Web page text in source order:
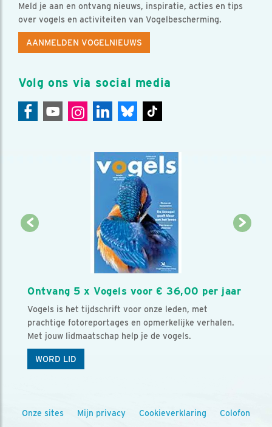
Meld je aan en ontvang nieuws, inspiratie, acties en tips
over vogels en activiteiten van Vogelbescherming.
AANMELDEN VOGELNIEUWS
Volg ons via social media
Ontvang 5 x Vogels voor € 36,00 per jaar
Vogels is het tijdschrift voor onze leden, met
prachtige fotoreportages en opmerkelijke verhalen.
Met jouw lidmaatschap help je de vogels.
WORD LID
Onze sites Mijn privacy Cookieverklaring Colofon